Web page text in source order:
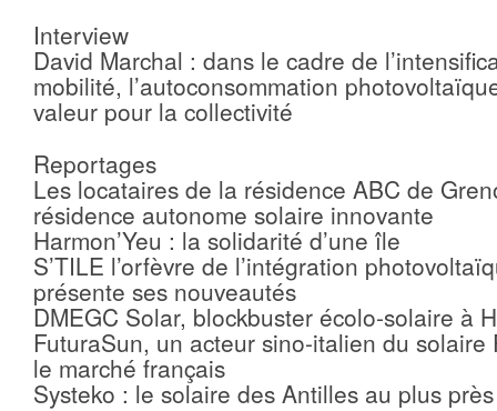
Interview
David Marchal : dans le cadre de
mobilité, l’autoconsommation
valeur pour la collectivité
Reportages
Les locataires de la résidence ABC de
résidence autonome solaire innovante
Harmon’Yeu : la solidarité d’une île
S’TILE l’orfèvre de l’intégration
présente ses nouveautés
DMEGC Solar, blockbuster écolo-solaire à
FuturaSun, un acteur sino-italien du solaire
le marché français
Systeko : le solaire des Antilles au plus